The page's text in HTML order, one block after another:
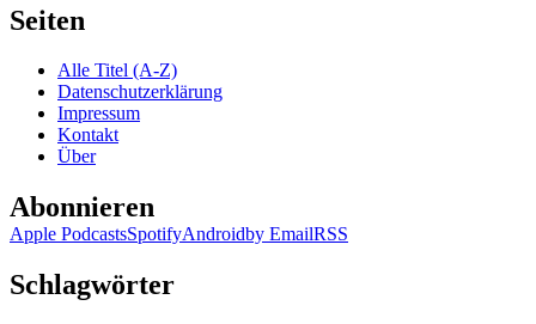
der
Lüge
Seiten
Alle Titel (A-Z)
Datenschutzerklärung
Impressum
Kontakt
Über
Abonnieren
Apple PodcastsSpotifyAndroidby EmailRSS
Schlagwörter